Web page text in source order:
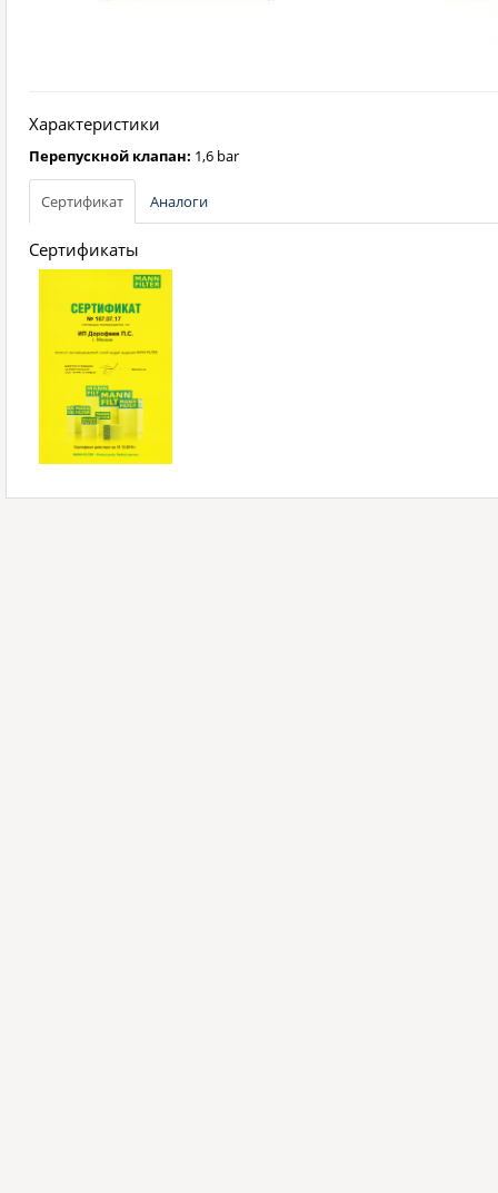
Характеристики
Перепускной клапан: 1,6 bar
Сертификат Аналоги
Сертификаты